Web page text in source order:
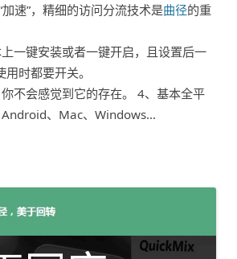
速”，精细的访问分流技术是曲径的重
一键安装或者一键开启，且设置后一
时都要开关。
不会感觉到它的存在。 4、基本全平
Android、Mac、Windows…